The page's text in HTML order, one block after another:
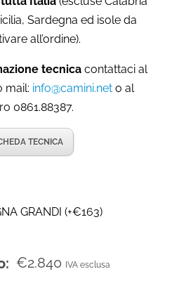
Sardegna ed isole da
all’ordine).
tecnicacontattaci al
mail: info@camini.neto al
0861.88387.
TECNICA
GRANDI (+€163)
€2.840 IVA esclusa